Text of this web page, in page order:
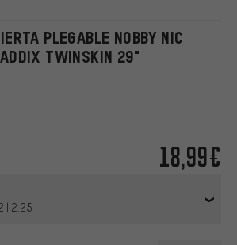
PLEGABLE NOBBY NIC
ADDIX TWINSKIN 29"
18,99€
| 2.25